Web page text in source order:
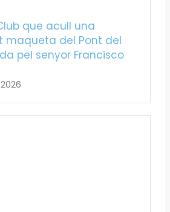
que acull una
maqueta del Pont del
pel senyor Francisco